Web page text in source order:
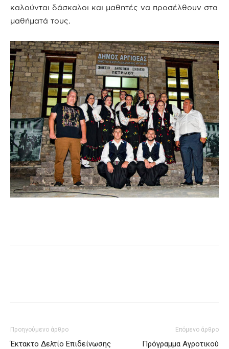
καλούνται δάσκαλοι και μαθητές να προσέλθουν στα
μαθήματά τους.
Προηγούμενο άρθρο
Έκτακτο Δελτίο Επιδείνωσης
Επόμενο άρθρο
Πρόγραμμα Αγροτικού